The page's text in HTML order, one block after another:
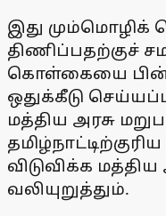
இது மும்மொழிக்
திணிப்பதற்குச்
கொள்கையை
ஒதுக்கீடு
மத்திய அரசு
விடுவிக்க
வலியுறுத்தும்.